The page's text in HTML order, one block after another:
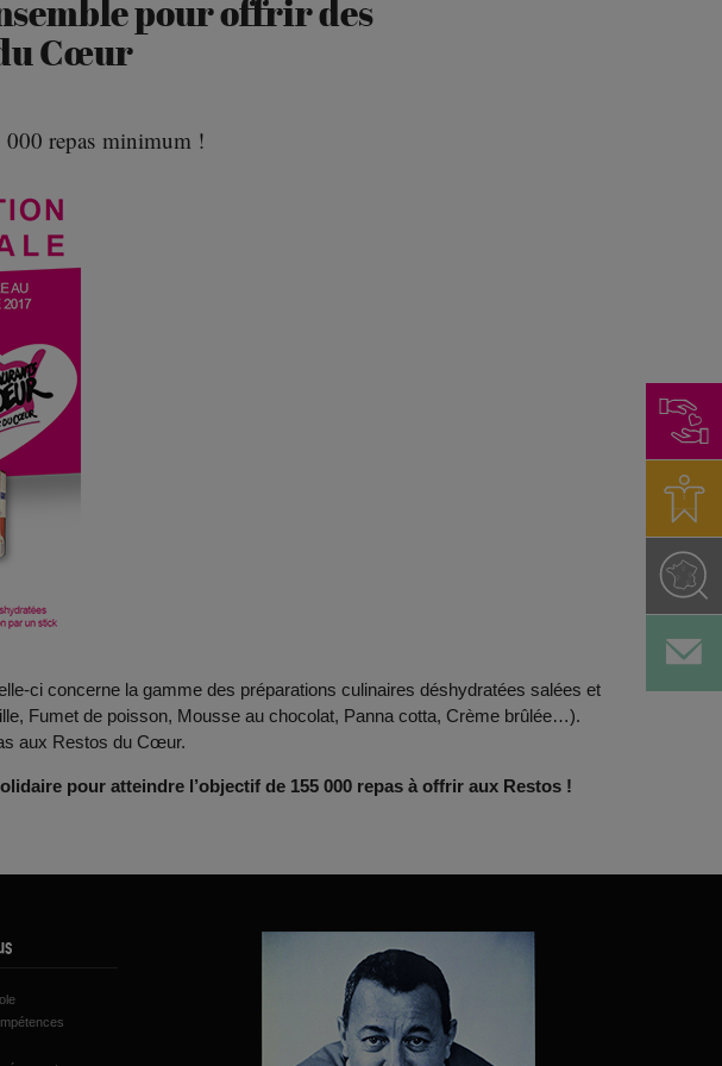
pour offrir des
Cœur
000 repas minimum !
ci concerne la gamme des préparations culinaires déshydratées salées et
Fumet de poisson, Mousse au chocolat, Panna cotta, Crème brûlée…).
aux Restos du Cœur.
pour atteindre l’objectif de 155 000 repas à offrir aux Restos !